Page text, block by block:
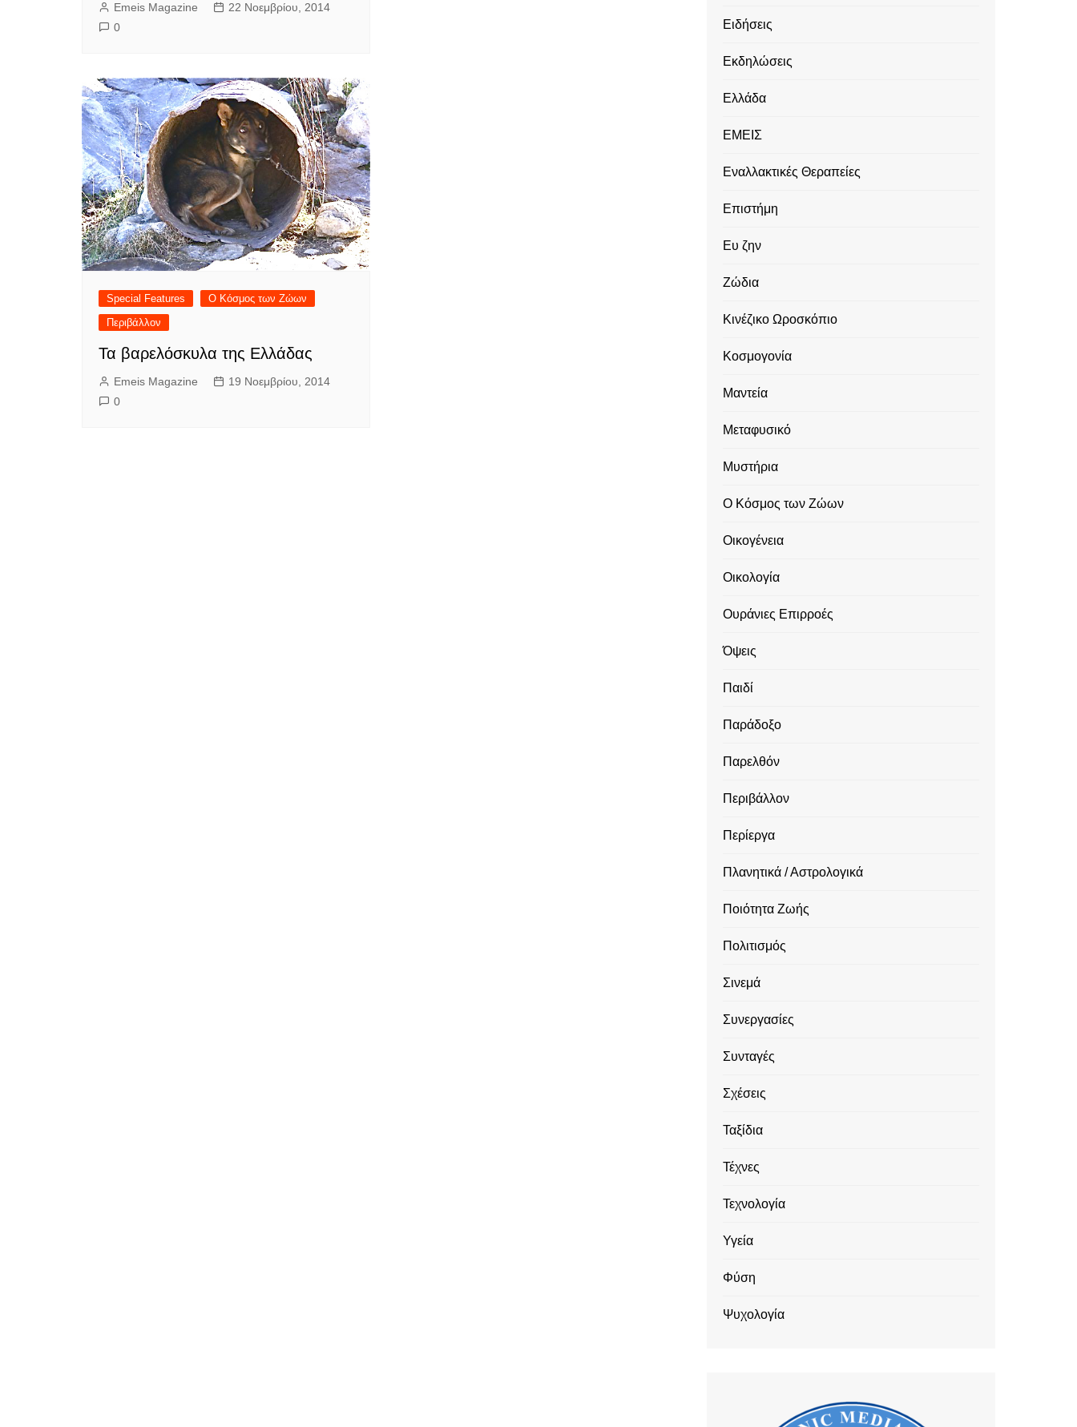
Emeis Magazine
22 Νοεμβρίου, 2014
0
Special Features
Ο Κόσμος των Ζώων
Περιβάλλον
Τα βαρελόσκυλα της Ελλάδας
Emeis Magazine
19 Νοεμβρίου, 2014
0
Ειδήσεις
Εκδηλώσεις
Ελλάδα
ΕΜΕΙΣ
Εναλλακτικές Θεραπείες
Επιστήμη
Ευ ζην
Ζώδια
Κινέζικο Ωροσκόπιο
Κοσμογονία
Μαντεία
Μεταφυσικό
Μυστήρια
Ο Κόσμος των Ζώων
Οικογένεια
Οικολογία
Ουράνιες Επιρροές
Όψεις
Παιδί
Παράδοξο
Παρελθόν
Περιβάλλον
Περίεργα
Πλανητικά / Αστρολογικά
Ποιότητα Ζωής
Πολιτισμός
Σινεμά
Συνεργασίες
Συνταγές
Σχέσεις
Ταξίδια
Τέχνες
Τεχνολογία
Υγεία
Φύση
Ψυχολογία